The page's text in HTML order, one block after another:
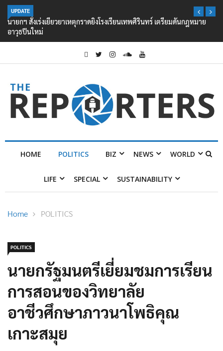
UPDATE
นายกฯ สั่งเร่งเยียวยาเหตุกราดยิงโรงเรียนเทพศิรินทร์ เตรียมดันกฎหมาย
อาวุธปืนใหม่
HOME POLITICS BIZ NEWS WORLD
LIFE SPECIAL SUSTAINABILITY
Home POLITICS
POLITICS
นายกรัฐมนตรีเยี่ยมชมการเรียน
การสอนของวิทยาลัย
อาชีวศึกษาภาวนาโพธิคุณ
เกาะสมุย